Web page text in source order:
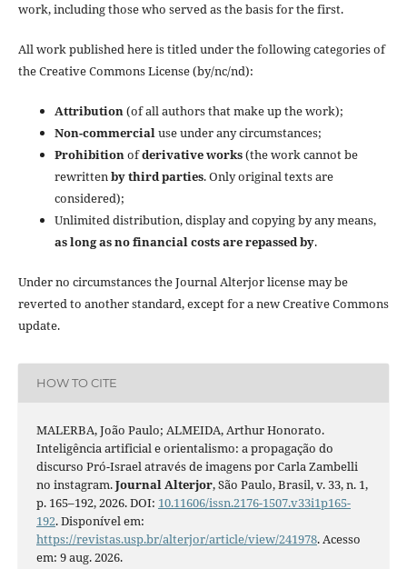
work, including those who served as the basis for the first.
All work published here is titled under the following categories of
the Creative Commons License (by/nc/nd):
Attribution(of all authors that make up the work);
Non-commercialuse under any circumstances;
Prohibitionofderivative works(the work cannot be
rewrittenby third parties. Only original texts are
considered);
Unlimited distribution, display and copying by any means,
as long as no financial costs are repassed by.
Under no circumstances the Journal Alterjor license may be
reverted to another standard, except for a new Creative Commons
update.
HOW TO CITE
MALERBA, João Paulo; ALMEIDA, Arthur Honorato.
Inteligência artificial e orientalismo: a propagação do
discurso Pró-Israel através de imagens por Carla Zambelli
no instagram.Journal Alterjor, São Paulo, Brasil, v. 33, n. 1,
p. 165–192, 2026. DOI: 10.11606/issn.2176-1507.v33i1p165-
192. Disponível em:
https://revistas.usp.br/alterjor/article/view/241978. Acesso
em: 9 aug. 2026.